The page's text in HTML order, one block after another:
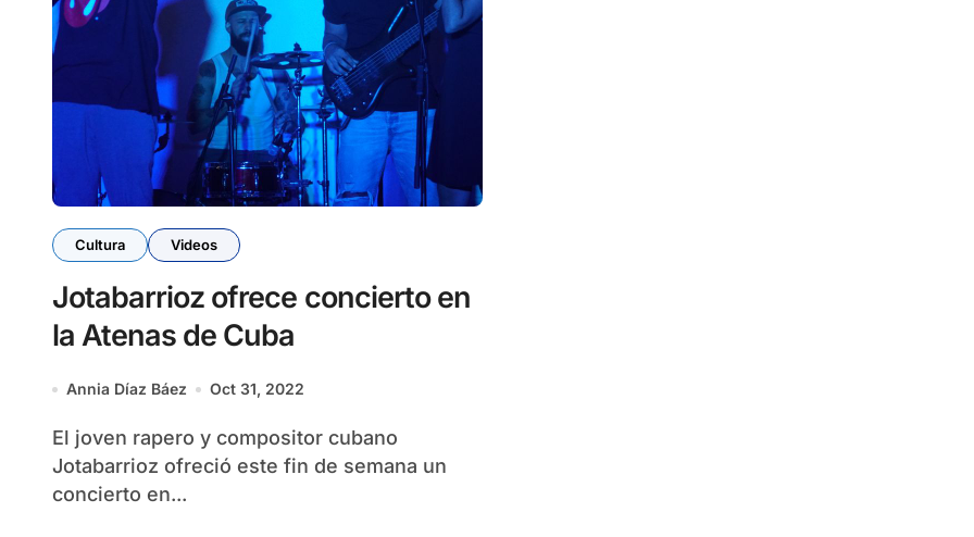
Cultura Videos
Jotabarrioz ofrece concierto en
la Atenas de Cuba
Annia Díaz Báez Oct 31, 2022
El joven rapero y compositor cubano
Jotabarrioz ofreció este fin de semana un
concierto en...